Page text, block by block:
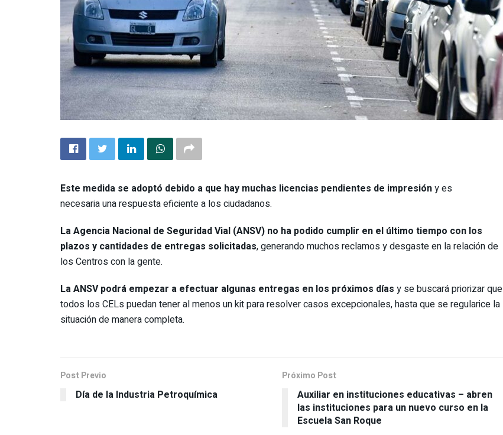
Este medida se adoptó debido a que hay muchas licencias pendientes de impresióny es
necesaria una respuesta eficiente a los ciudadanos.
La Agencia Nacional de Seguridad Vial (ANSV) no ha podido cumplir en el último tiempo con los
plazos y cantidades de entregas solicitadas, generando muchos reclamos y desgaste en la relación de
los Centros con la gente.
La ANSV podrá empezar a efectuar algunas entregas en los próximos días y se buscará priorizar que
todos los CELs puedan tener al menos un kit para resolver casos excepcionales, hasta que se regularice la
situación de manera completa.
Post Previo
Día de la Industria Petroquímica
Próximo Post
Auxiliar en instituciones educativas – abren
las instituciones para un nuevo curso en la
Escuela San Roque